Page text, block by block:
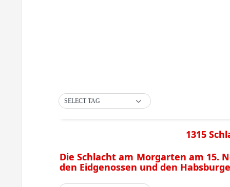
SELECT TAG
1315
Die Schlacht am Morgarten am 15.
den Eidgenossen und den